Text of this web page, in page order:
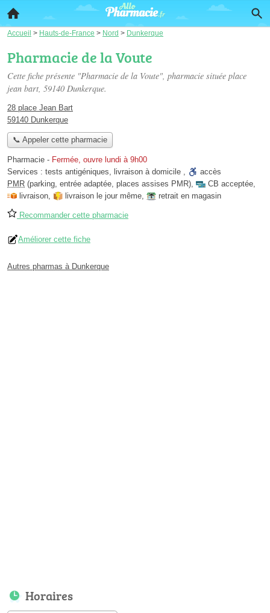
Accueil > Hauts-de-France > Nord > Dunkerque
Pharmacie de la Voute
Cette fiche présente "Pharmacie de la Voute", pharmacie située place
jean bart, 59140 Dunkerque.
28 place Jean Bart
59140 Dunkerque
📞 Appeler cette pharmacie
Pharmacie - Fermée, ouvre lundi à 9h00
Services : tests antigéniques, livraison à domicile ,
accès
PMR (parking, entrée adaptée, places assises PMR), CB acceptée,
livraison, livraison le jour même, retrait en magasin
Recommander cette pharmacie
Améliorer cette fiche
Autres pharmas à Dunkerque
Horaires